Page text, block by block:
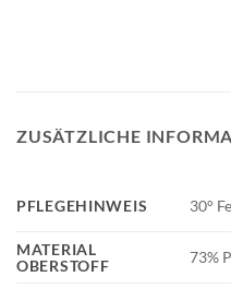
ZUSÄTZLICHE
PFLEGEHINWEIS 30°
MATERIAL
OBERSTOFF
73%